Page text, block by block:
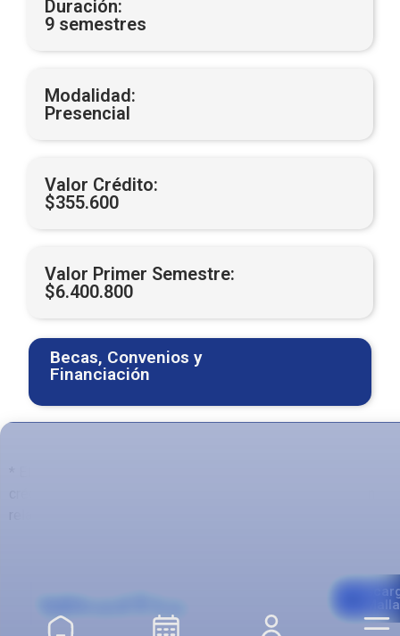
Duración:
9 semestres
Modalidad:
Presencial
Valor Crédito:
$355.600
Valor Primer Semestre:
$6.400.800
Becas, Convenios y
Financiación​
Malla
Malla